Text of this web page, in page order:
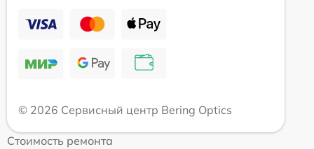
© 2026 Сервисный центр Bering Optics
Стоимость ремонта